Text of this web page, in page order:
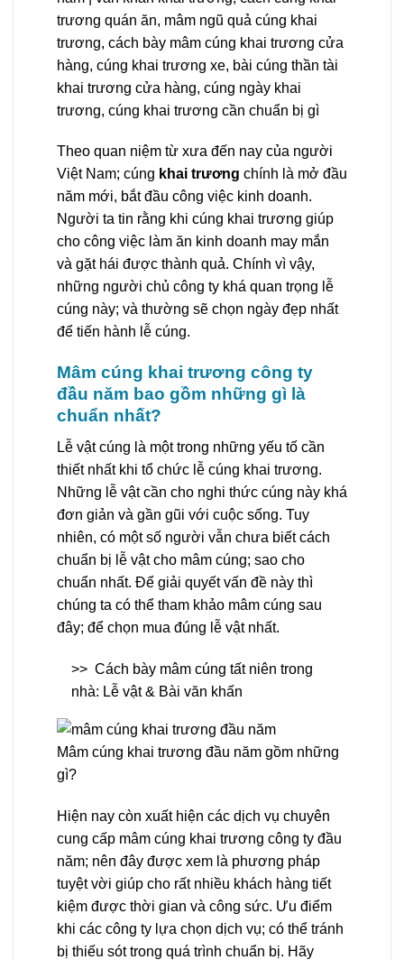
trương quán ăn, mâm ngũ quả cúng khai
trương, cách bày mâm cúng khai trương cửa
hàng, cúng khai trương xe, bài cúng thần tài
khai trương cửa hàng, cúng ngày khai
trương, cúng khai trương cần chuẩn bị gì
Theo quan niệm từ xưa đến nay của người
Việt Nam; cúng khai trương chính là mở đầu
năm mới, bắt đầu công việc kinh doanh.
Người ta tin rằng khi cúng khai trương giúp
cho công việc làm ăn kinh doanh may mắn
và gặt hái được thành quả. Chính vì vậy,
những người chủ công ty khá quan trọng lễ
cúng này; và thường sẽ chọn ngày đẹp nhất
để tiến hành lễ cúng.
Mâm cúng khai trương công ty
đầu năm bao gồm những gì là
chuẩn nhất?
Lễ vật cúng là một trong những yếu tố cần
thiết nhất khi tổ chức lễ cúng khai trương.
Những lễ vật cần cho nghi thức cúng này khá
đơn giản và gần gũi với cuộc sống. Tuy
nhiên, có một số người vẫn chưa biết cách
chuẩn bị lễ vật cho mâm cúng; sao cho
chuẩn nhất. Để giải quyết vấn đề này thì
chúng ta có thể tham khảo mâm cúng sau
đây; để chọn mua đúng lễ vật nhất.
>> Cách bày mâm cúng tất niên trong
nhà: Lễ vật & Bài văn khấn
Mâm cúng khai trương đầu năm gồm những
gì?
Hiện nay còn xuất hiện các dịch vụ chuyên
cung cấp mâm cúng khai trương công ty đầu
năm; nên đây được xem là phương pháp
tuyệt vời giúp cho rất nhiều khách hàng tiết
kiệm được thời gian và công sức. Ưu điểm
khi các công ty lựa chọn dịch vụ; có thể tránh
bị thiếu sót trong quá trình chuẩn bị. Hãy